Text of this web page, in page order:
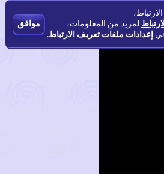
لمزيد من المعلومات،
إعدادات ملفات تعريف الارتباط.
موافق